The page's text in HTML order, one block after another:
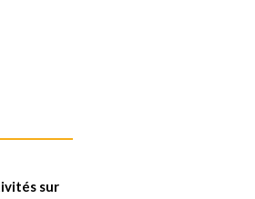
sur